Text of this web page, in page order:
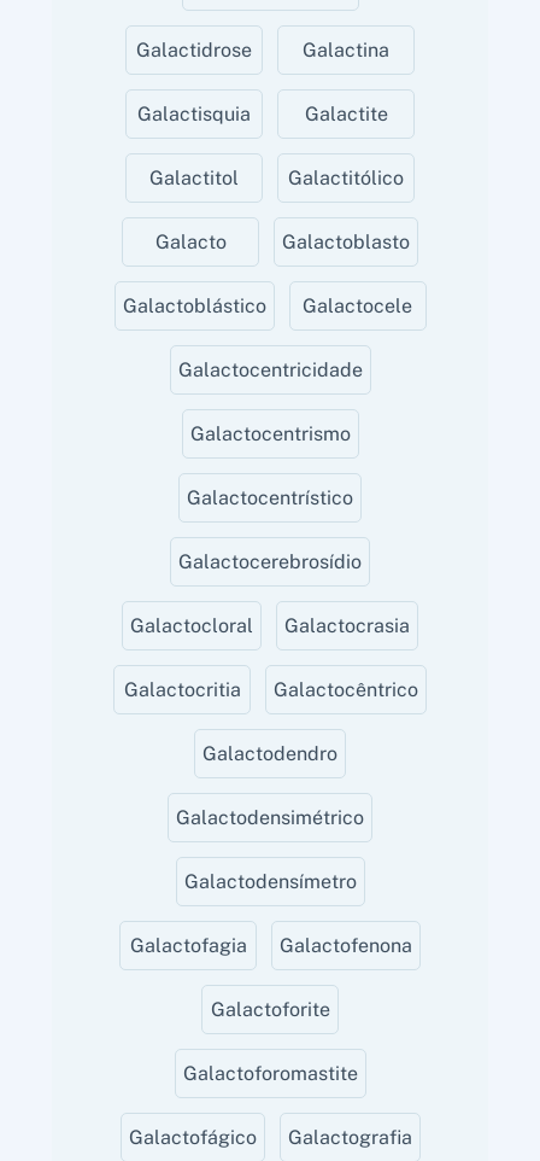
Galactidrose Galactina
Galactisquia Galactite
Galactitol Galactitólico
Galacto Galactoblasto
Galactoblástico Galactocele
Galactocentricidade
Galactocentrismo
Galactocentrístico
Galactocerebrosídio
Galactocloral Galactocrasia
Galactocritia Galactocêntrico
Galactodendro
Galactodensimétrico
Galactodensímetro
Galactofagia Galactofenona
Galactoforite
Galactoforomastite
Galactofágico Galactografia